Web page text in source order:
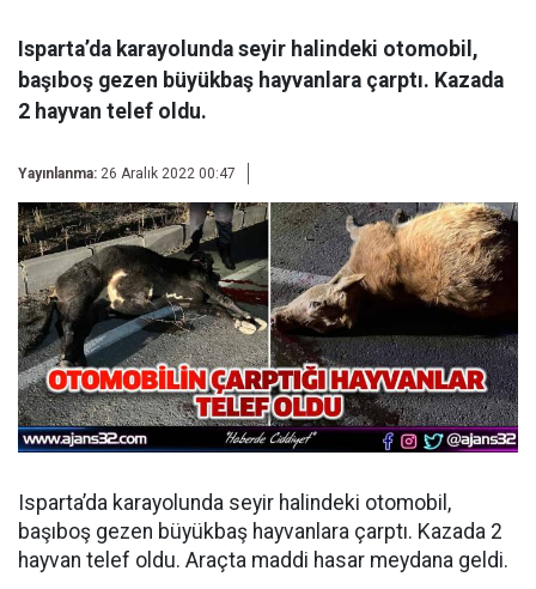
Isparta’da karayolunda seyir halindeki otomobil,
başıboş gezen büyükbaş hayvanlara çarptı. Kazada
2 hayvan telef oldu.
Yayınlanma: 26 Aralık 2022 00:47
Isparta’da karayolunda seyir halindeki otomobil,
başıboş gezen büyükbaş hayvanlara çarptı. Kazada 2
hayvan telef oldu. Araçta maddi hasar meydana geldi.